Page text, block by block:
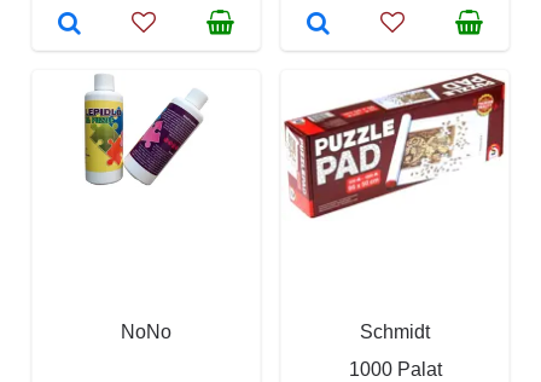
NoNo
Schmidt
1000 Palat